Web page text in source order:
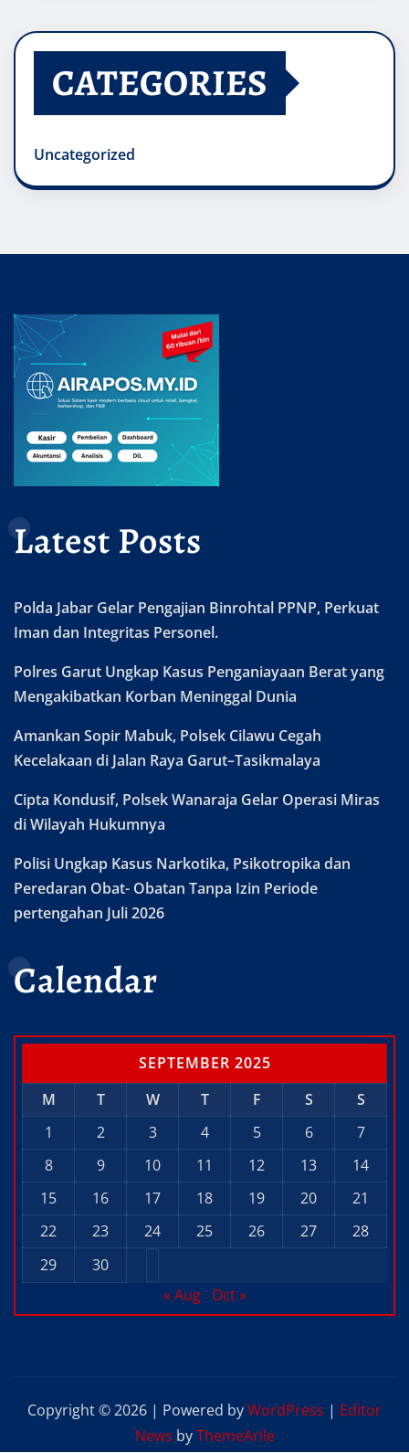
CATEGORIES
Uncategorized
Latest Posts
Polda Jabar Gelar Pengajian Binrohtal PPNP, Perkuat
Iman dan Integritas Personel.
Polres Garut Ungkap Kasus Penganiayaan Berat yang
Mengakibatkan Korban Meninggal Dunia
Amankan Sopir Mabuk, Polsek Cilawu Cegah
Kecelakaan di Jalan Raya Garut–Tasikmalaya
Cipta Kondusif, Polsek Wanaraja Gelar Operasi Miras
di Wilayah Hukumnya
Polisi Ungkap Kasus Narkotika, Psikotropika dan
Peredaran Obat- Obatan Tanpa Izin Periode
pertengahan Juli 2026
Calendar
SEPTEMBER 2025
M
T W T F S
S
1
2 3 4 5 6
7
8
9 10 11 12 13
14
15
16 17 18 19 20
21
22
23 24 25 26 27
28
29
30
« Aug
Oct »
Copyright © 2026 | Powered byWordPress | Editor
News byThemeArile